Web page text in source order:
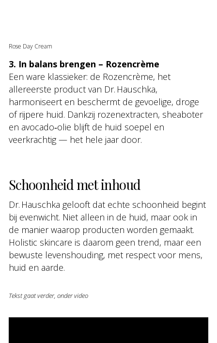
Rose Day Cream
3. In balans brengen – Rozencrème
Een ware klassieker: de Rozencrème, het
allereerste product van Dr. Hauschka,
harmoniseert en beschermt de gevoelige, droge
of rijpere huid. Dankzij rozenextracten, sheaboter
en avocado‑olie blijft de huid soepel en
veerkrachtig — het hele jaar door.
Schoonheid met inhoud
Dr. Hauschka gelooft dat echte schoonheid begint
bij evenwicht. Niet alleen in de huid, maar ook in
de manier waarop producten worden gemaakt.
Holistic skincare is daarom geen trend, maar een
bewuste levenshouding, met respect voor mens,
huid en aarde.
Tekst gaat verder, onder video